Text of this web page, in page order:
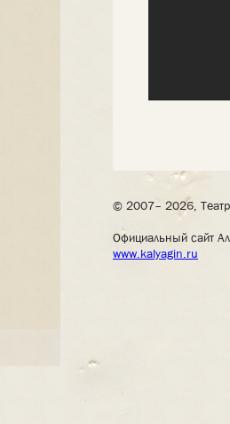
© 2007– 2026,
Официальный сайт
www.kalyagin.ru